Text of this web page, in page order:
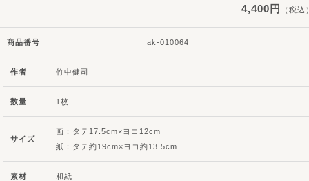
作者 竹中健司
数量 1枚
サイズ
画：タテ17.5cm×ヨコ12cm
紙：タテ約19cm×ヨコ約13.5cm
素材 和紙
4,400円 （税込
商品番号 ak-010064